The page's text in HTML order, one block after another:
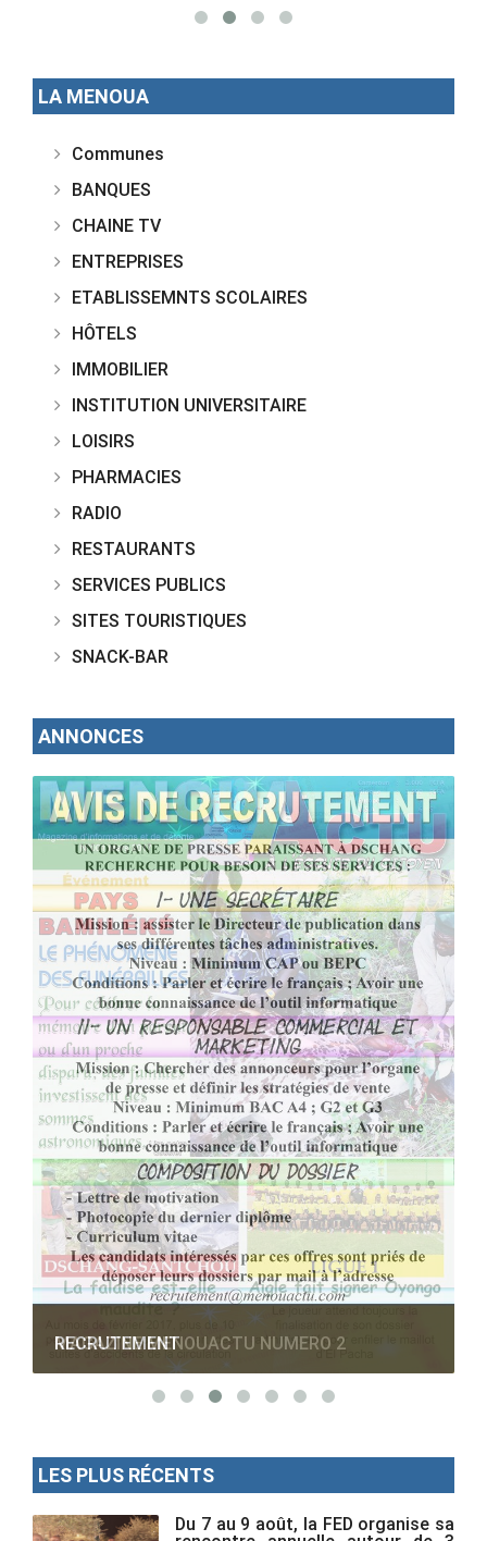
LA MENOUA
Communes
BANQUES
CHAINE TV
ENTREPRISES
ETABLISSEMNTS SCOLAIRES
HÔTELS
IMMOBILIER
INSTITUTION UNIVERSITAIRE
LOISIRS
PHARMACIES
RADIO
RESTAURANTS
SERVICES PUBLICS
SITES TOURISTIQUES
SNACK-BAR
ANNONCES
RECRUTEMENT
LES PLUS RÉCENTS
Du 7 au 9 août, la FED organise sa